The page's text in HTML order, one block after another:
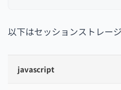
以下はセッションストレー
javascript